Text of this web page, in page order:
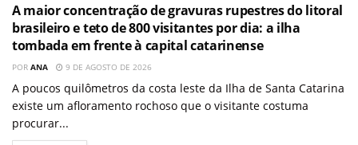
A maior concentração de gravuras rupestres do litoral
brasileiro e teto de 800 visitantes por dia: a ilha
tombada em frente à capital catarinense
POR ANA 9 DE AGOSTO DE 2026
A poucos quilômetros da costa leste da Ilha de Santa Catarina
existe um afloramento rochoso que o visitante costuma
procurar...